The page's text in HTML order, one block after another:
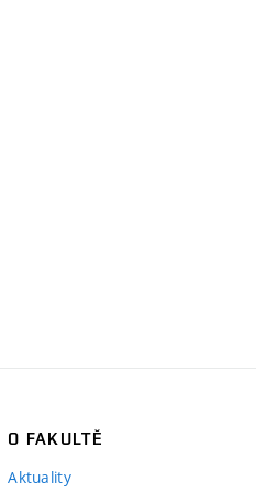
O FAKULTĚ
Aktuality